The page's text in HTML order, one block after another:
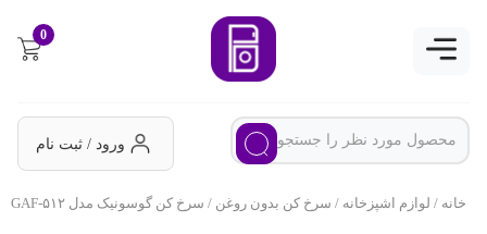
0
ورود / ثبت نام
خانه/ لوازم اشپزخانه/ سرخ کن بدون روغن/ سرخ کن گوسونیک مدل GAF-۵۱۲